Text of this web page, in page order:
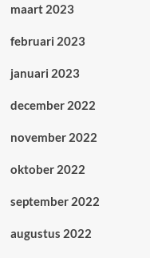
maart 2023
februari 2023
januari 2023
december 2022
november 2022
oktober 2022
september 2022
augustus 2022